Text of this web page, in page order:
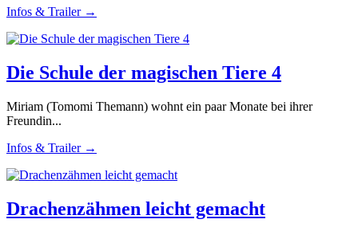
Infos & Trailer →
Die Schule der magischen Tiere 4
Miriam (Tomomi Themann) wohnt ein paar Monate bei ihrer
Freundin...
Infos & Trailer →
Drachenzähmen leicht gemacht